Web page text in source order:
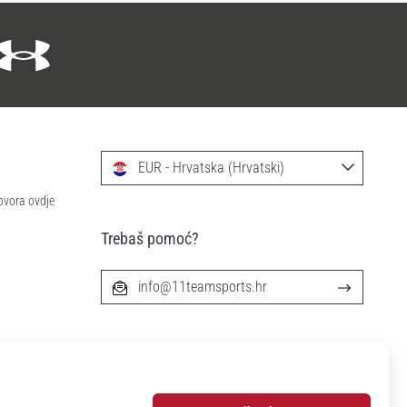
ovdje
EUR - Hrvatska (Hrvatski)
Trebaš pomoć?
info@11teamsports.hr